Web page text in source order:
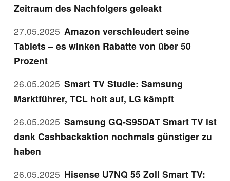
Zeitraum des Nachfolgers geleakt
27.05.2025 Amazon verschleudert seine
Tablets – es winken Rabatte von über 50
Prozent
26.05.2025 Smart TV Studie: Samsung
Marktführer, TCL holt auf, LG kämpft
26.05.2025 Samsung GQ-S95DAT Smart TV ist
dank Cashbackaktion nochmals günstiger zu
haben
26.05.2025 Hisense U7NQ 55 Zoll Smart TV: